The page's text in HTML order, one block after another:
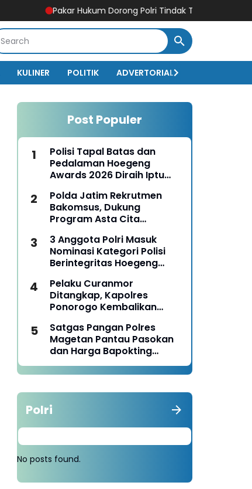
Pakar Hukum Dorong Polri Tindak Tegas Konten Medsos
KULINER POLITIK ADVERTORIAL
Post Populer
Polisi Tapal Batas dan
Pedalaman Hoegeng
Awards 2026 Diraih Iptu
Pengabdian Humanis di
Nduga
Polda Jatim Rekrutmen
Bakomsus, Dukung
Program Asta Cita
3 Anggota Polri Masuk
Nominasi Kategori Polisi
Berintegritas Hoegeng
Pelaku Curanmor
Ditangkap, Kapolres
Ponorogo Kembalikan
Satgas Pangan Polres
Magetan Pantau Pasokan
dan Harga Bapokting
Pascalebaran
Polri
No posts found.